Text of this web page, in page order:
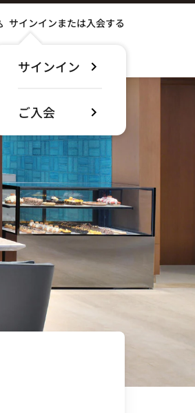
サインインまたは入会する
サインイン
ご入会
について